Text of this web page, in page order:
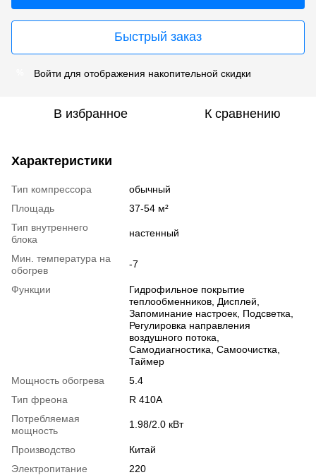
Быстрый заказ
Войти для отображения накопительной скидки
В избранное К сравнению
Характеристики
Тип компрессора
обычный
Площадь
37-54 м²
Тип внутреннего
блока
настенный
Мин. температура на
обогрев
-7
Функции
Гидрофильное покрытие
теплообменников, Дисплей,
Запоминание настроек, Подсветка,
Регулировка направления
воздушного потока,
Самодиагностика, Самоочистка,
Таймер
Мощность обогрева
5.4
Тип фреона
R 410A
Потребляемая
мощность
1.98/2.0 кВт
Производство
Китай
Электропитание
220